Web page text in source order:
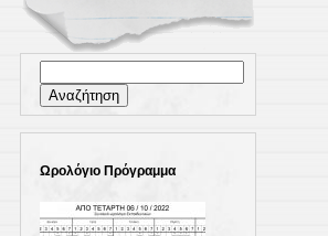
για:
Ωρολόγιο Πρόγραμμα